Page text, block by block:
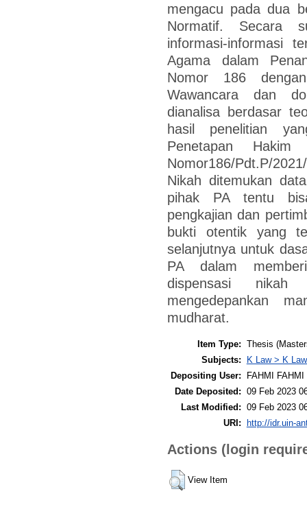
mengacu pada dua
Normatif. Secara
informasi-informasi
Agama dalam
Nomor 186
Wawancara dan
dianalisa berdasar
hasil penelitian
Penetapan Hakim
Nomor186/Pdt.P/
Nikah ditemukan
pihak PA tentu
pengkajian dan
bukti otentik yang
selanjutnya untuk
PA dalam
dispensasi
mengedepankan
mudharat.
Item Type: Thesis
Subjects:
K Law > K
Depositing User:
FAHMI FAHMI
Date Deposited: 09 Feb 2023
Last Modified: 09 Feb 2023
URI: http://idr.uin-
Actions (login
View Item